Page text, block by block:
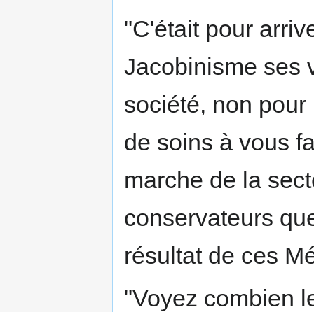
"C'était pour
Jacobinisme ses
société, non
de soins à vous
marche de la
conservateurs
résultat de ces
"Voyez combien